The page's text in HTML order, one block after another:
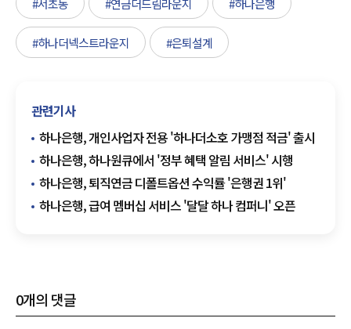
#서초동 #연금더드림라운지 #하나은행
#하나더넥스트라운지 #은퇴설계
관련기사
하나은행, 개인사업자 전용 '하나더소호 가맹점 적금' 출시
하나은행, 하나원큐에서 '정부 혜택 알림 서비스' 시행
하나은행, 퇴직연금 디폴트옵션 수익률 '은행권 1위'
하나은행, 급여 멤버십 서비스 '달달 하나 컴퍼니' 오픈
0개의 댓글